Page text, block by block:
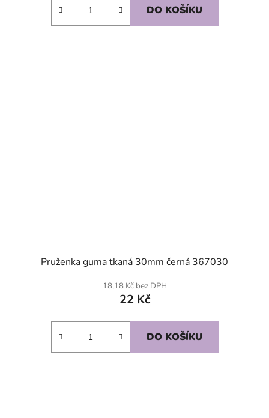
DO KOŠÍKU
Pruženka guma tkaná 30mm černá 367030
18,18 Kč bez DPH
22 Kč
DO KOŠÍKU